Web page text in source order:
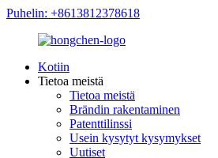
Puhelin: +8613812378618
Kotiin
Tietoa meistä
Tietoa meistä
Brändin rakentaminen
Patenttilinssi
Usein kysytyt kysymykset
Uutiset